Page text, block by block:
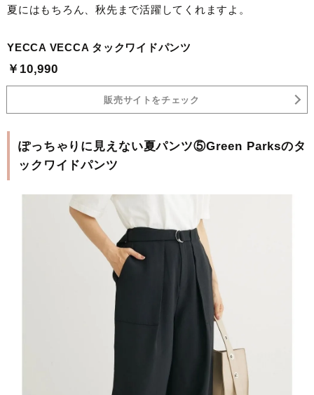
夏にはもちろん、秋先まで活躍してくれますよ。
YECCA VECCA タックワイドパンツ
￥10,990
販売サイトをチェック
ぽっちゃりに見えない夏パンツ⑤Green Parksのタ
ックワイドパンツ